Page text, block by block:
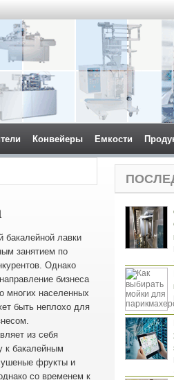
Конвейеры Емкости
бакалейной лавки
занятием по
Однако
бизнеса
многих населенных
быть неплохо для
из себя
к бакалейным
фрукты и
со временем к